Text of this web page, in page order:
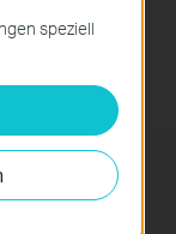
speziell
nicht
Aktivitäten
und